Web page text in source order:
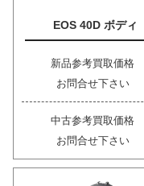
EOS 40D ボディ
新品参考買取価格
お問合せ下さい
中古参考買取価格
お問合せ下さい